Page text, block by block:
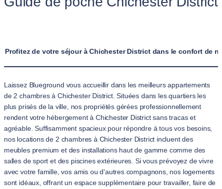
Profitez de votre séjour à Chichester District dans le confort de
Laissez Blueground vous accueillir dans les meilleurs appartements
de 2 chambres à Chichester District. Situées dans les quartiers les
plus prisés de la ville, nos propriétés gérées professionnellement
rendent votre hébergement à Chichester District sans tracas et
agréable. Suffisamment spacieux pour répondre à tous vos besoins,
nos locations de 2 chambres à Chichester District incluent des
meubles premium et des installations haut de gamme comme des
salles de sport et des piscines extérieures. Si vous prévoyez de vivre
avec votre famille, vos amis ou d'autres compagnons, nos logements
sont idéaux, offrant un espace supplémentaire pour travailler, faire de